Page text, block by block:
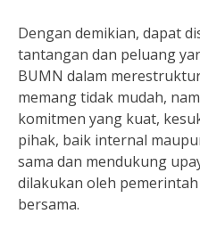
Dengan demikian, dapat
tantangan dan peluang
BUMN dalam
memang tidak mudah,
komitmen yang kuat,
pihak, baik internal
sama dan mendukung
dilakukan oleh
bersama.